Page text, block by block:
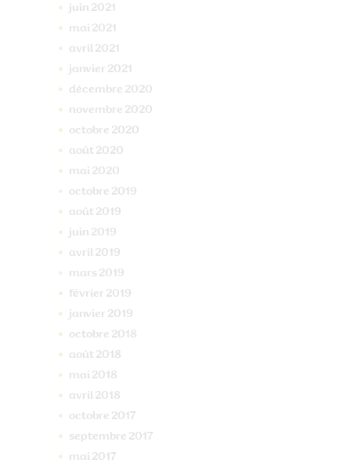
juin 2021
mai 2021
avril 2021
janvier 2021
décembre 2020
novembre 2020
octobre 2020
août 2020
mai 2020
octobre 2019
août 2019
juin 2019
avril 2019
mars 2019
février 2019
janvier 2019
octobre 2018
août 2018
mai 2018
avril 2018
octobre 2017
septembre 2017
mai 2017